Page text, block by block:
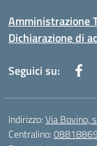
Amministrazione
Dichiarazione di
Seguici su:
Indirizzo:Via Bovino,
Centralino: